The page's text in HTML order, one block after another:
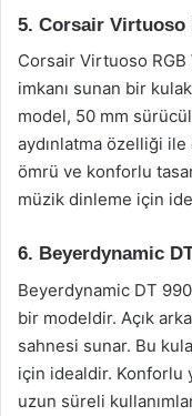
5. Corsair Virtuoso
Corsair Virtuoso RGB
imkanı sunan bir
model, 50 mm
aydınlatma özelliği ile
ömrü ve konforlu
müzik dinleme için
6. Beyerdynamic
Beyerdynamic DT
bir modeldir. Açık
sahnesi sunar. Bu
için idealdir. Konforlu
uzun süreli